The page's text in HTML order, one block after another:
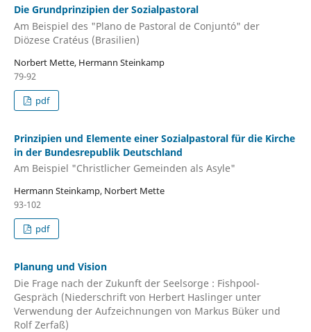
Die Grundprinzipien der Sozialpastoral
Am Beispiel des "Plano de Pastoral de Conjuntó" der
Diözese Cratéus (Brasilien)
Norbert Mette, Hermann Steinkamp
79-92
pdf
Prinzipien und Elemente einer Sozialpastoral für die Kirche
in der Bundesrepublik Deutschland
Am Beispiel "Christlicher Gemeinden als Asyle"
Hermann Steinkamp, Norbert Mette
93-102
pdf
Planung und Vision
Die Frage nach der Zukunft der Seelsorge : Fishpool-
Gespräch (Niederschrift von Herbert Haslinger unter
Verwendung der Aufzeichnungen von Markus Büker und
Rolf Zerfaß)